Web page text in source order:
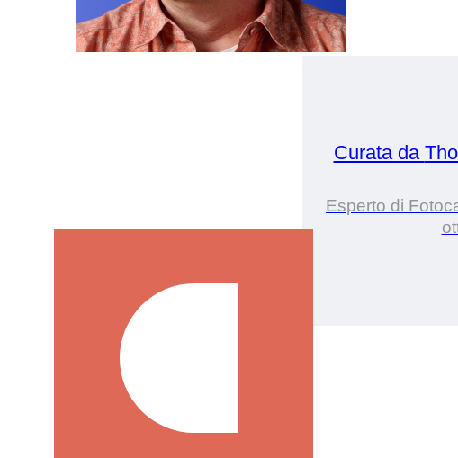
Curata da
Esperto di